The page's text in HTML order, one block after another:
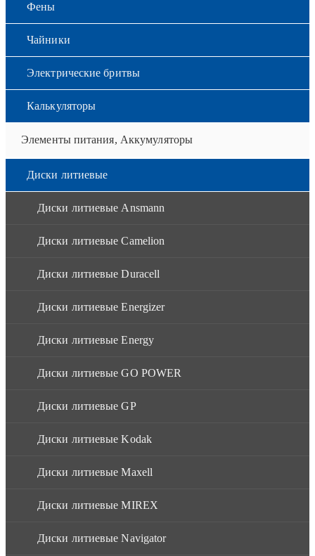
Фены
Чайники
Электрические бритвы
Калькуляторы
Элементы питания, Аккумуляторы
Диски литиевые
Диски литиевые Ansmann
Диски литиевые Camelion
Диски литиевые Duracell
Диски литиевые Energizer
Диски литиевые Energy
Диски литиевые GO POWER
Диски литиевые GP
Диски литиевые Kodak
Диски литиевые Maxell
Диски литиевые MIREX
Диски литиевые Navigator